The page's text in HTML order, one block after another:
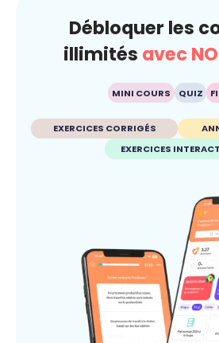
Débloquer les
illimités avec
MINI COURS QUIZ
EXERCICES CORRIGÉS
EXERCICES